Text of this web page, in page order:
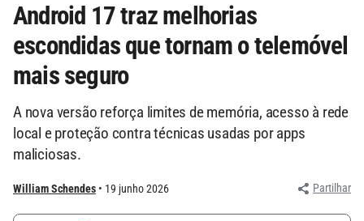
Android 17 traz melhorias
escondidas que tornam o telemóvel
mais seguro
A nova versão reforça limites de memória, acesso à rede
local e proteção contra técnicas usadas por apps
maliciosas.
William Schendes 19 junho 2026 Partilhar